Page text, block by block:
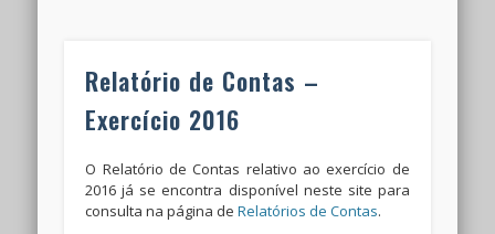
Relatório de Contas –
Exercício 2016
O Relatório de Contas relativo ao exercício de
2016 já se encontra disponível neste site para
consulta na página deRelatórios de Contas.